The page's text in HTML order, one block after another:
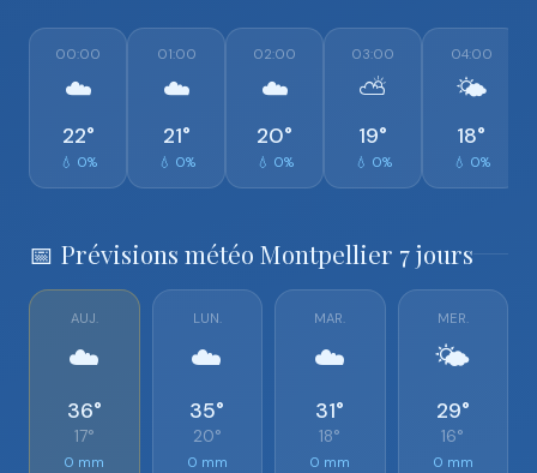
00:00
☁️
22°
💧 0%
01:00
☁️
21°
💧 0%
02:00
☁️
20°
💧 0%
03:00
⛅
19°
💧 0%
04:00
🌤️
18°
💧 0%
📅 Prévisions météo Montpellier 7 jours
AUJ.
☁️
36°
17°
0 mm
LUN.
☁️
35°
20°
0 mm
MAR.
☁️
31°
18°
0 mm
MER.
🌤️
29°
16°
0 mm